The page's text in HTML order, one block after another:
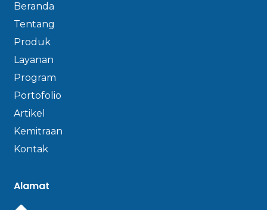
Beranda
Tentang
Produk
Layanan
Program
Portofolio
Artikel
Kemitraan
Kontak
Alamat